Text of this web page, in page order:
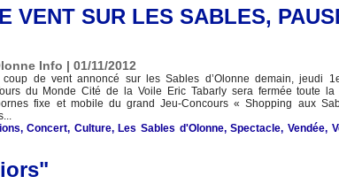
VENT SUR LES SABLES,
Info | 01/11/2012
de vent annoncé sur les Sables d’Olonne demain, jeudi
du Monde Cité de la Voile Eric Tabarly sera fermée toute la
fixe et mobile du grand Jeu-Concours « Shopping aux
,Concert, Culture, Les Sables d'Olonne,Spectacle, Vendée,